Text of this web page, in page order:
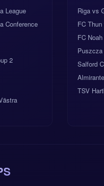
League
Conference
2
Riga vs
FC
FC
Salford
TSV